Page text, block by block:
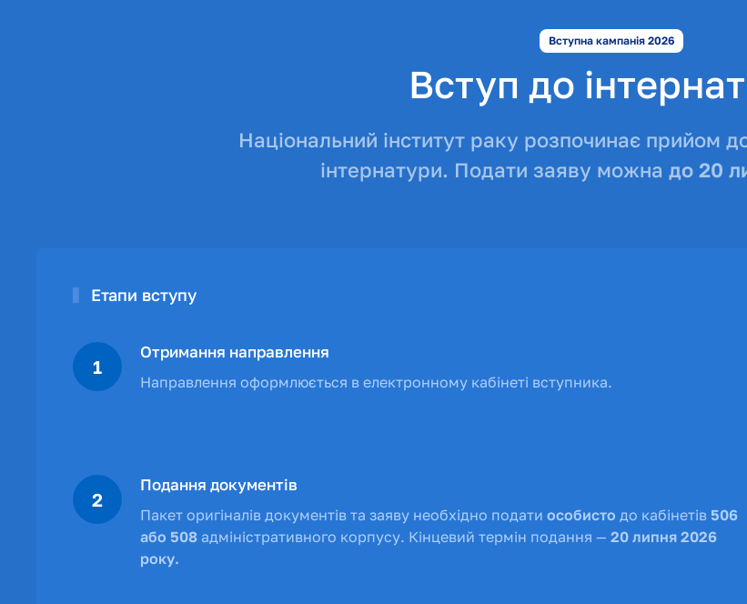
Вступна кампанія 2026
Вступ до
Національний інститут раку розпочинає прийом
інтернатури. Подати заяву можна до 20
Етапи вступу
1
Отримання направлення
Направлення оформлюється в електронному кабінеті вступника.
2
Подання документів
Пакет оригіналів документів та заяву необхідно подати особисто до кабінетів 506
або 508 адміністративного корпусу. Кінцевий термін подання — 20 липня 2026
року.